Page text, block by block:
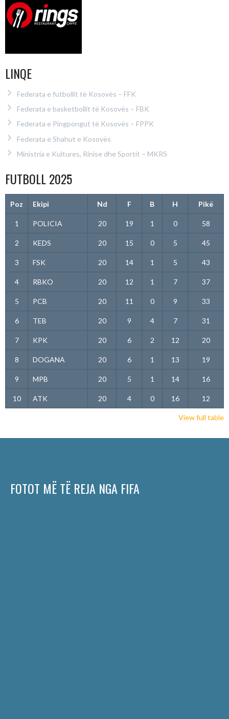
LINQE
Federata e futbollit të Kosovës – FFK
Federata e basketbollit të Kosovës – FBK
Federata e Pingpongut të Kosovës – FPPK
Federata e Shahut e Kosovës
Ministria e Kultures, Rinise dhe Sportit – MKRS
FUTBOLL 2025
Poz Ekipi Nd F B H Pikë
1 POLICIA 20 19 1 0 58
2 KEDS 20 15 0 5 45
3 FSK 20 14 1 5 43
4 RBKO 20 12 1 7 37
5 PCB 20 11 0 9 33
6 TEB 20 9 4 7 31
7 KPK 20 6 2 12 20
8 DOGANA 20 6 1 13 19
9 MPB 20 5 1 14 16
10 ATK 20 4 0 16 12
View full table
FOTOT MË TË REJA NGA FIFA